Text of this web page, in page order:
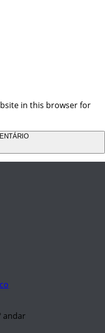
in this browser for
andar